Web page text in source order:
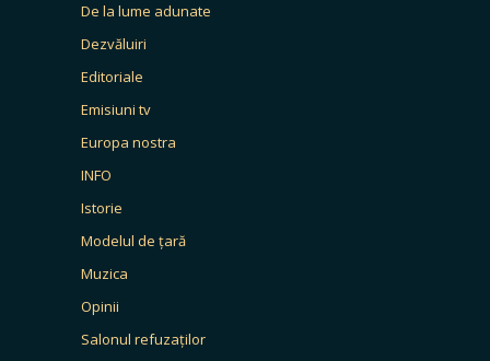
De la lume adunate
Dezvăluiri
Editoriale
Emisiuni tv
Europa nostra
INFO
Istorie
Modelul de țară
Muzica
Opinii
Salonul refuzaților